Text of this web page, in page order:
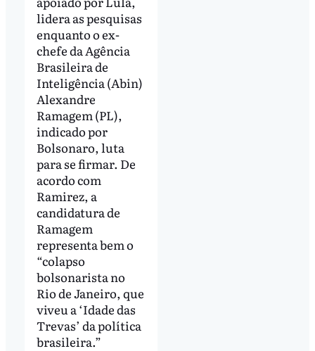
lidera as pesquisas
enquanto o ex-
chefe da Agência
Brasileira de
Inteligência (Abin)
Alexandre
Ramagem (PL),
indicado por
Bolsonaro, luta
para se firmar. De
acordo com
Ramirez, a
candidatura de
Ramagem
representa bem o
“colapso
bolsonarista no
Rio de Janeiro, que
viveu a ‘Idade das
Trevas’ da política
brasileira.”